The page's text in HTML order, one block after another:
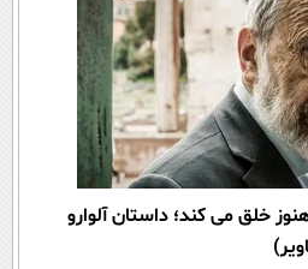
92 سالگی هنوز خلق می کند؛ داستان آلوارو